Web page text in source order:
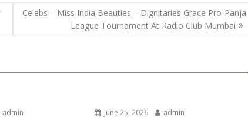
Celebs – Miss India Beauties – Dignitaries Grace Pro-Panja
League Tournament At Radio Club Mumbai
admin June 25, 2026 admin